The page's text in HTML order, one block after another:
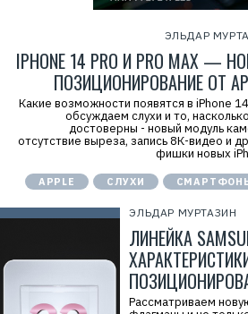
ЭЛЬДАР
IPHONE 14 PRO И PRO MAX —
ПОЗИЦИОНИРОВАНИЕ ОТ
Какие возможности появятся в iPhone
обсуждаем слухи и то,
достоверны - новый модуль
отсутствие выреза, запись 8К-видео и
фишки новых
APPLE СЛУХИ
ЭЛЬДАР МУРТАЗИН
ЛИНЕЙКА
Рассматриваем